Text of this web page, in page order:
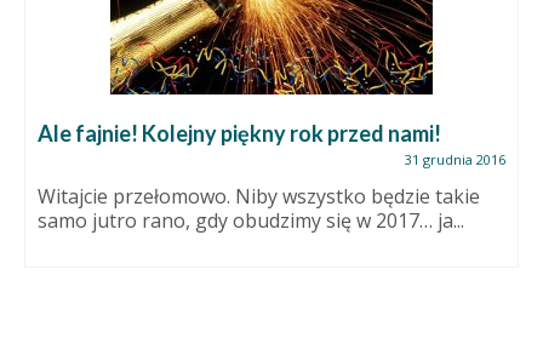
Ale fajnie! Kolejny piękny rok przed nami!
31 grudnia 2016
Witajcie przełomowo. Niby wszystko będzie takie
samo jutro rano, gdy obudzimy się w 2017… ja...